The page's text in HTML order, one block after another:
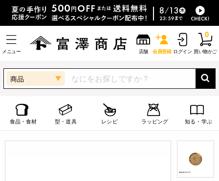
メニュー 店舗 会員登録 ログイン 買い物かご
0
商品
食品・食材 型・道具 レシピ ラッピング 知る・学ぶ